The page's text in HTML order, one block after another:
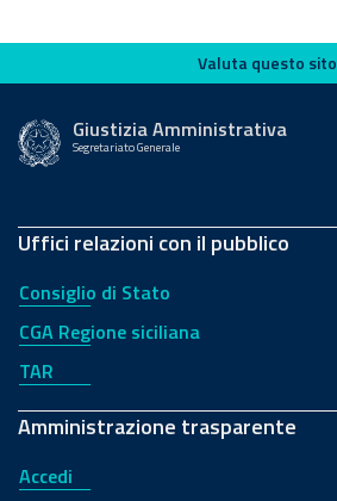
Valuta questo sito
Valuta questo sito
Giustizia Amministrativa
Segretariato Generale
Uffici relazioni con il pubblico
Consiglio di Stato
CGA Regione siciliana
TAR
Amministrazione trasparente
Accedi